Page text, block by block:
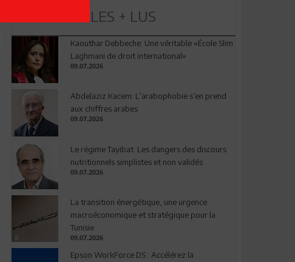
LES + LUS
Kaouthar Debbeche: Une véritable «École Slim
Laghmani de droit international»
09.07.2026
Abdelaziz Kacem: L’arabophobie s’en prend
aux chiffres arabes
09.07.2026
Le régime Tayibat: Les dangers des discours
nutritionnels simplistes et non validés
09.07.2026
La transition énergétique, une urgence
macroéconomique et stratégique pour la
Tunisie
09.07.2026
Epson WorkForce DS : Accélérez la